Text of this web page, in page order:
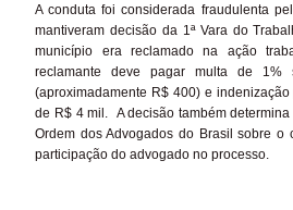
A conduta foi considerada fraudulenta
mantiveram decisão da 1ª Vara do
município era reclamado na ação
reclamante deve pagar multa de
(aproximadamente R$ 400) e
de R$ 4 mil. A decisão também
Ordem dos Advogados do Brasil sobre o
participação do advogado no processo.